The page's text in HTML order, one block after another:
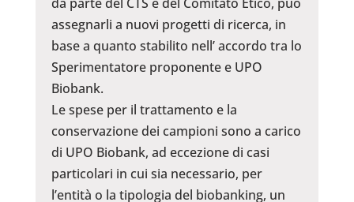
assegnarli a nuovi progetti di ricerca, in
base a quanto stabilito nell’ accordo tra lo
Sperimentatore proponente e UPO
Biobank.
Le spese per il trattamento e la
conservazione dei campioni sono a carico
di UPO Biobank, ad eccezione di casi
particolari in cui sia necessario, per
l’entità o la tipologia del biobanking, un